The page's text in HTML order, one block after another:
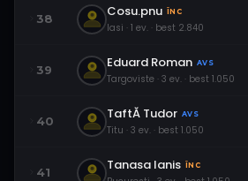
38 Cosu.pnu ÎNC
Iasi · 1 ev. · best 2.840
39 Eduard Roman AVS
Targoviste · 3 ev. · best 1.050
40 TaftĂ Tudor AVS
Titu · 3 ev. · best 1.050
41 Tanasa Ianis ÎNC